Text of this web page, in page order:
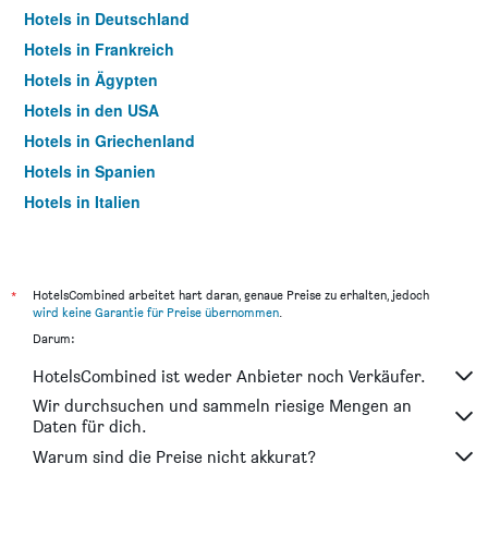
Hotels in Deutschland
Hotels in Frankreich
Hotels in Ägypten
Hotels in den USA
Hotels in Griechenland
Hotels in Spanien
Hotels in Italien
*
HotelsCombined arbeitet hart daran, genaue Preise zu erhalten, jedoch
wird keine Garantie für Preise übernommen.
Darum:
HotelsCombined ist weder Anbieter noch Verkäufer.
Wir durchsuchen und sammeln riesige Mengen an
Daten für dich.
Warum sind die Preise nicht akkurat?